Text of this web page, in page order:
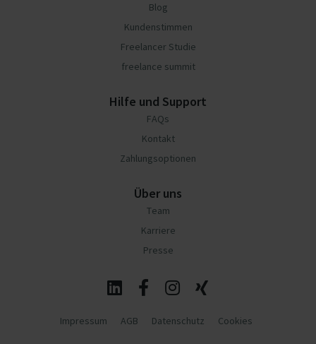
Blog
Kundenstimmen
Freelancer Studie
freelance summit
Hilfe und Support
FAQs
Kontakt
Zahlungsoptionen
Über uns
Team
Karriere
Presse
Impressum AGB Datenschutz Cookies